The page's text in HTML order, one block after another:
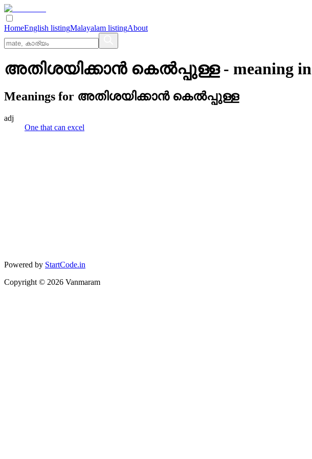
HomeEnglish listingMalayalam listingAbout
അതിശയിക്കാന്‍ കെല്‍പ്പുള്ള- meaning in
Meanings for അതിശയിക്കാന്‍ കെല്‍പ്പുള്ള
adj
One that can excel
Powered by StartCode.in
Copyright © 2026 Vanmaram